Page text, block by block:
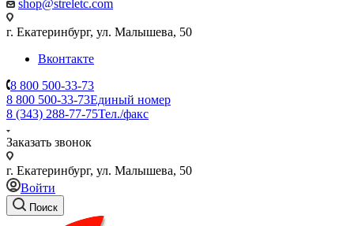
shop@streletc.com
г. Екатеринбург, ул. Малышева, 50
Вконтакте
8 800 500-33-73
8 800 500-33-73Единый номер
8 (343) 288-77-75Тел./факс
Заказать звонок
г. Екатеринбург, ул. Малышева, 50
Войти
Поиск